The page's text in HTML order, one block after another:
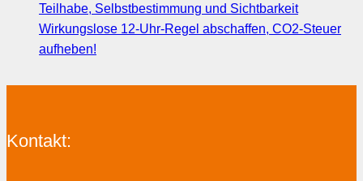
Teilhabe, Selbstbestimmung und Sichtbarkeit
Wirkungslose 12-Uhr-Regel abschaffen, CO2-Steuer
aufheben!
Kontakt: